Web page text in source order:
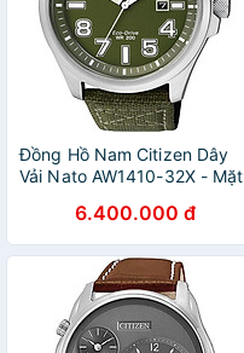
Đồng Hồ Nam Citizen Dây
Vải Nato AW1410-32X - Mặt
6.400.000 đ